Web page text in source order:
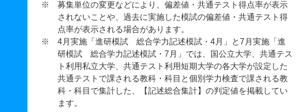
※ 募集単位の変更などにより、偏差値・共通テスト得点率が表示
されないことや、過去に実施した模試の偏差値・共通テスト得
点率が表示される場合があります。
※ 4月実施「進研模試 総合学力記述模試・4月」と7月実施「進
研模試 総合学力記述模試・7月」では、国公立大学、共通テス
ト利用私立大学、共通テスト利用短期大学の各大学が設定した
共通テストで課される教科・科目と個別学力検査で課される教
科・科目で集計した、【記述総合集計】の判定値を掲載してい
ます。